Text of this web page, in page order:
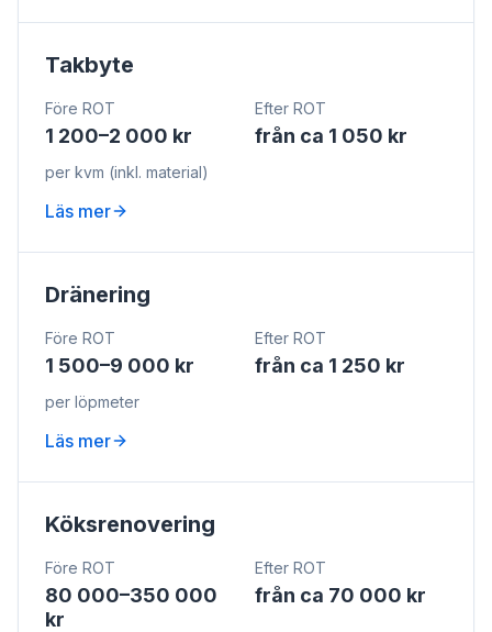
Takbyte
Före ROT
1 200–2 000 kr
Efter ROT
från ca 1 050 kr
per kvm (inkl. material)
Läs mer
Dränering
Före ROT
1 500–9 000 kr
Efter ROT
från ca 1 250 kr
per löpmeter
Läs mer
Köksrenovering
Före ROT
80 000–350 000
kr
Efter ROT
från ca 70 000 kr